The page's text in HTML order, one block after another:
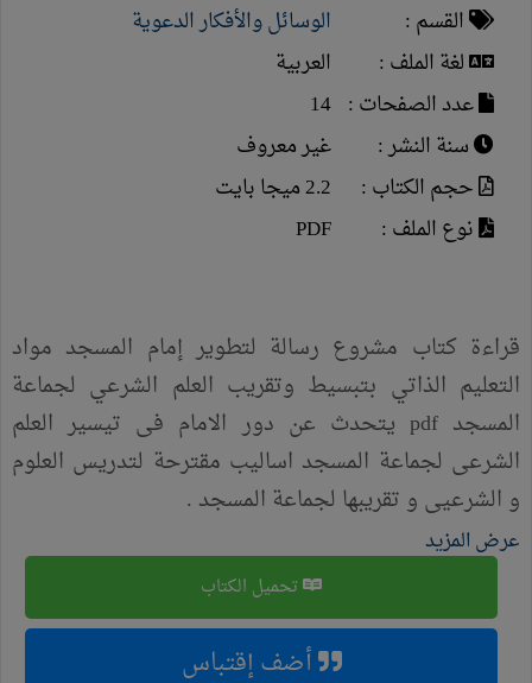
القسم :
الوسائل والأفكار الدعوية
لغة الملف :
العربية
عدد الصفحات : 14
سنة النشر :
غير معروف
حجم الكتاب :
2.2 ميجا بايت
نوع الملف :
PDF
قراءة كتاب مشروع رسالة لتطوير إمام المسجد مواد
التعليم الذاتي بتبسيط وتقريب العلم الشرعي لجماعة
المسجد pdf يتحدث عن دور الامام فى تيسير العلم
الشرعى لجماعة المسجد اساليب مقترحة لتدريس العلوم
و الشرعيى و تقريبها لجماعة المسجد .
عرض المزيد
تحميل الكتاب
أضف إقتباس